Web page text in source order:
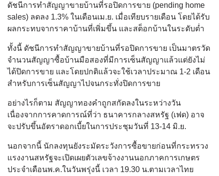
ดัชนีการทำสัญญาขายบ้านที่รอปิดการขาย (pending home
sales) ลดลง 1.3% ในเดือนเม.ย. เมื่อเทียบรายเดือน โดยได้รับ
ผลกระทบจากราคาบ้านที่เพิ่มขึ้น และสต็อกบ้านในระดับต่ำ
ทั้งนี้ ดัชนีการทำสัญญาขายบ้านที่รอปิดการขาย เป็นมาตรวัด
จำนวนสัญญาซื้อบ้านมือสองที่มีการเซ็นสัญญาแล้วแต่ยังไม่
ได้ปิดการขาย และโดยปกติแล้วจะใช้เวลาประมาณ 1-2 เดือน
สำหรับการเซ็นสัญญาไปจนกระทั่งปิดการขาย
อย่างไรก็ตาม สัญญาทองคำถูกสกัดลงในระหว่างวัน
เนื่องจากการคาดการณ์ที่ว่า ธนาคารกลางสหรัฐ (เฟด) อาจ
จะปรับขึ้นอัตราดอกเบี้ยในการประชุมวันที่ 13-14 มิ.ย.
นอกจากนี้ นักลงทุนยังระมัดระวังการซื้อขายก่อนที่กระทรวง
แรงงานสหรัฐจะเปิดเผยตัวเลขจ้างงานนอกภาคการเกษตร
ประจำเดือนพ.ค.ในวันพรุ่งนี้ เวลา 19.30 น.ตามเวลาไทย